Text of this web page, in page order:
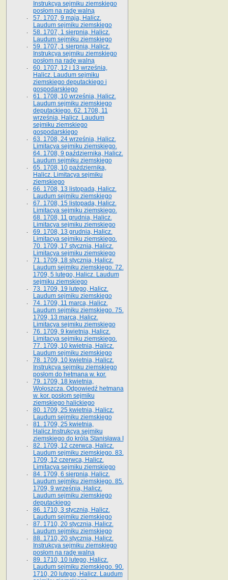
Instrukcya sejmiku ziemskiego
posłom na radę walną
57. 1707, 9 maja, Halicz.
Laudum sejmiku ziemskiego
58. 1707, 1 sierpnia, Halicz.
Laudum sejmiku ziemskiego
59. 1707, 1 sierpnia, Halicz.
Instrukcya sejmiku ziemskiego
posłom na radę walną
60. 1707, 12 i 13 września,
Halicz. Laudum sejmiku
ziemskiego deputackiego i
gospodarskiego
61. 1708, 10 września, Halicz.
Laudum sejmiku ziemskiego
deputackiego. 62. 1708, 11
września, Halicz. Laudum
sejmiku ziemskiego
gospodarskiego
63. 1708, 24 września, Halicz.
Limitacya sejmiku ziemskiego.
64. 1708, 9 października, Halicz.
Laudum sejmiku ziemskiego
65­. 1708, 10 października,
Halicz. Limitacya sejmiku
ziemskiego
66. 1708, 13 listopada, Halicz.
Laudum sejmiku ziemskiego
67. 1708, 15 listopada, Halicz.
Limitacya sejmiku ziemskiego.
68. 1708, 11 grudnia, Halicz.
Limitacya sejmiku ziemskiego
69. 1708, 13 grudnia, Halicz.
Limitacya sejmiku ziemskiego.
70. 1709, 17 stycznia, Halicz.
Limitacya sejmiku ziemskiego
71. 1709, 18 stycznia, Halicz.
Laudum sejmiku ziemskiego. 72.
1709, 5 lutego, Halicz. Laudum
sejmiku ziemskiego
73. 1709, 19 lutego, Halicz.
Laudum sejmiku ziemskiego
74. 1709, 11 marca, Halicz.
Laudum sejmiku ziemskiego. 75.
1709, 13 marca, Halicz.
Limitacya sejmiku ziemskiego
76. 1709, 9 kwietnia, Halicz.
Limitacya sejmiku ziemskiego.
77. 1709, 10 kwietnia, Halicz.
Laudum sejmiku ziemskiego
78. 1709, 10 kwietnia, Halicz.
Instrukcya sejmiku ziemskiego
posłom do hetmana w. kor.
79. 1709, 18 kwietnia,
Wołoszcza. Odpowiedź hetmana
w. kor. posłom sejmiku
ziemskiego halickiego
80. 1709, 25 kwietnia, Halicz.
Laudum sejmiku ziemskiego
81. 1709, 25 kwietnia,
Halicz.Instrukcya sejmiku
ziemskiego do króla Stanisława I
82. 1709, 12 czerwca, Halicz.
Laudum sejmiku ziemskiego. 83.
1709, 12 czerwca, Halicz.
Limitacya sejmiku ziemskiego
84. 1709, 6 sierpnia, Halicz.
Laudum sejmiku ziemskiego. 85.
1709, 9 września, Halicz.
Laudum sejmiku ziemskiego
deputackiego
86. 1710, 3 stycznia, Halicz.
Laudum sejmiku ziemskiego
87. 1710, 20 stycznia, Halicz.
Laudum sejmiku ziemskiego
88. 1710, 20 stycznia, Halicz.
Instrukcya sejmiku ziemskiego
posłom na radę walną
89. 1710, 10 lutego, Halicz.
Laudum sejmiku ziemskiego. 90.
1710, 20 lutego, Halicz. Laudum